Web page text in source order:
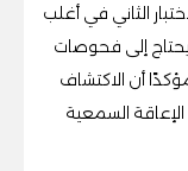
الثاني في أغلب
إلى فحوصات
أن الاكتشاف
السمعية